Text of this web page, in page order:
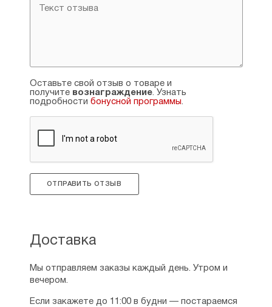
Оставьте свой отзыв о товаре и
получите вознаграждение. Узнать
подробности бонусной программы.
ОТПРАВИТЬ ОТЗЫВ
Доставка
Мы отправляем заказы каждый день. Утром и
вечером.
Если закажете до 11:00 в будни — постараемся